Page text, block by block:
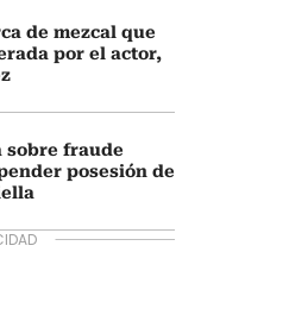
de mezcal que
por el actor,
sobre fraude
posesión de